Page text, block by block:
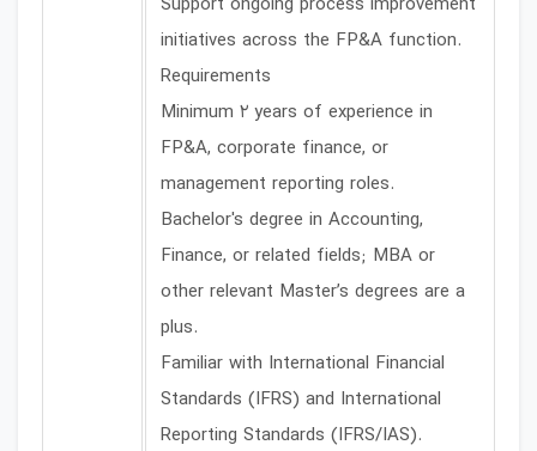
initiatives across the FP&A function.
Requirements
Minimum 2 years of experience in
FP&A, corporate finance, or
management reporting roles.
Bachelor's degree in Accounting,
Finance, or related fields; MBA or
other relevant Master’s degrees are a
plus.
Familiar with International Financial
Standards (IFRS) and International
Reporting Standards (IFRS/IAS).